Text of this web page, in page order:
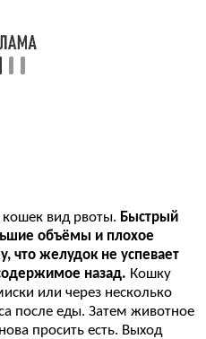
вид рвоты. Быстрый
объёмы и плохое
что желудок не успевает
назад. Кошку
или через несколько
после еды. Затем животное
просить есть. Выход